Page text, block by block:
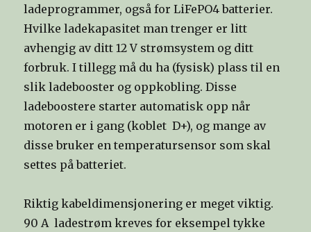
ladeprogrammer, også for LiFePO4 batterier.
Hvilke ladekapasitet man trenger er litt
avhengig av ditt 12 V strømsystem og ditt
forbruk. I tillegg må du ha (fysisk) plass til en
slik ladebooster og oppkobling. Disse
ladeboostere starter automatisk opp når
motoren er i gang (koblet D+), og mange av
disse bruker en temperatursensor som skal
settes på batteriet.
Riktig kabeldimensjonering er meget viktig.
90 A ladestrøm kreves for eksempel tykke